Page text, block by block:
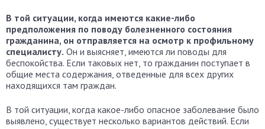
В той ситуации, когда имеются какие-либо
предположения по поводу болезненного состояния
гражданина, он отправляется на осмотр к профильному
специалисту. Он и выясняет, имеются ли поводы для
беспокойства. Если таковых нет, то гражданин поступает в
общие места содержания, отведенные для всех других
находящихся там граждан.
В той ситуации, когда какое-либо опасное заболевание было
выявлено, существует несколько вариантов действий. Если